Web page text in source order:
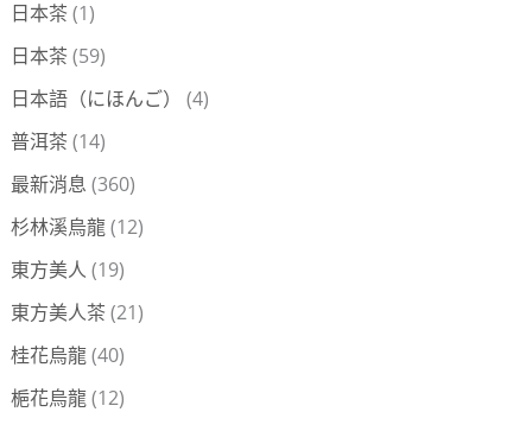
日本茶 (1)
日本茶 (59)
日本語（にほんご）
(4)
普洱茶 (14)
最新消息 (360)
杉林溪烏龍(12)
東方美人 (19)
東方美人茶 (21)
桂花烏龍(40)
梔花烏龍(12)